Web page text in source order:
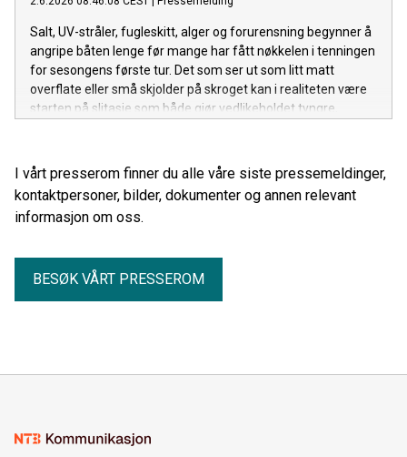
Salt, UV-stråler, fugleskitt, alger og forurensning begynner å
angripe båten lenge før mange har fått nøkkelen i tenningen
for sesongens første tur. Det som ser ut som litt matt
overflate eller små skjolder på skroget kan i realiteten være
starten på slitasje som både gjør vedlikeholdet tyngre,
I vårt presserom finner du alle våre siste pressemeldinger,
kontaktpersoner, bilder, dokumenter og annen relevant
informasjon om oss.
BESØK VÅRT PRESSEROM